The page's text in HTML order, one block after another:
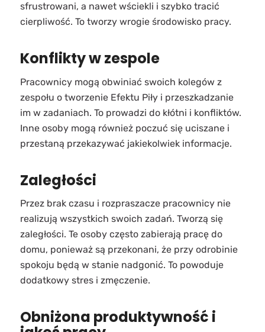
sfrustrowani, a nawet wściekli i szybko tracić
cierpliwość. To tworzy wrogie środowisko pracy.
Konflikty w zespole
Pracownicy mogą obwiniać swoich kolegów z
zespołu o tworzenie Efektu Piły i przeszkadzanie
im w zadaniach. To prowadzi do kłótni i konfliktów.
Inne osoby mogą również poczuć się uciszane i
przestaną przekazywać jakiekolwiek informacje.
Zaległości
Przez brak czasu i rozpraszacze pracownicy nie
realizują wszystkich swoich zadań. Tworzą się
zaległości. Te osoby często zabierają pracę do
domu, ponieważ są przekonani, że przy odrobinie
spokoju będą w stanie nadgonić. To powoduje
dodatkowy stres i zmęczenie.
Obniżona produktywność i